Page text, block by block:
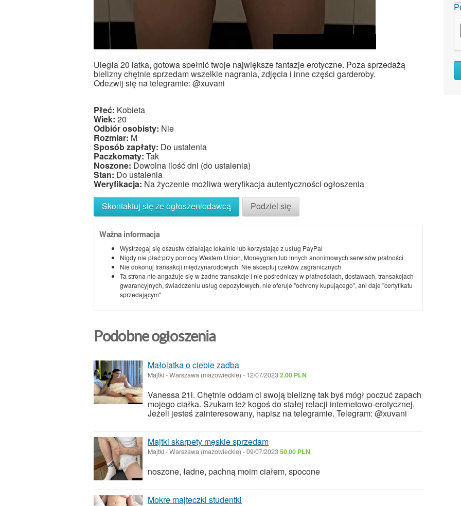
Uległa 20 latka, gotowa spełnić twoje największe fantazje erotyczne. Poza sprzedażą
bielizny chętnie sprzedam wszelkie nagrania, zdjęcia i inne części garderoby.
Odezwij się na telegramie: @xuvani
Płeć: Kobieta
Wiek: 20
Odbiór osobisty: Nie
Rozmiar: M
Sposób zapłaty: Do ustalenia
Paczkomaty: Tak
Noszone: Dowolna ilość dni (do ustalenia)
Stan: Do ustalenia
Weryfikacja: Na życzenie możliwa weryfikacja autentyczności ogłoszenia
Skontaktuj się ze ogłoszeniodawcą
Podziel się
Ważna informacja
Wystrzegaj się oszustw działając lokalnie lub korzystając z usług PayPal
Nigdy nie płać przy pomocy Western Union, Moneygram lub innych anonimowych serwisów płatności
Nie dokonuj transakcji międzynarodowych. Nie akceptuj czeków zagranicznych
Ta strona nie angażuje się w żadne transakcje i nie pośredniczy w płatnościach, dostawach, transakcjach
gwarancyjnych, świadczeniu usług depozytowych, nie oferuje "ochrony kupującego", ani daje "certyfikatu
sprzedającym"
Podobne ogłoszenia
Małolatka o ciebie zadba
Majtki -Warszawa (mazowieckie) - 12/07/20232.00 PLN
Vanessa 21l. Chętnie oddam ci swoją bieliznę tak byś mógł poczuć zapach
mojego ciałka. Szukam też kogoś do stałej relacji internetowo-erotycznej.
Jeżeli jesteś zainteresowany, napisz na telegramie. Telegram: @xuvani
Majtki skarpety męskie sprzedam
Majtki -Warszawa (mazowieckie) -09/07/202350.00 PLN
noszone, ładne, pachną moim ciałem, spocone
Mokre majteczki studentki